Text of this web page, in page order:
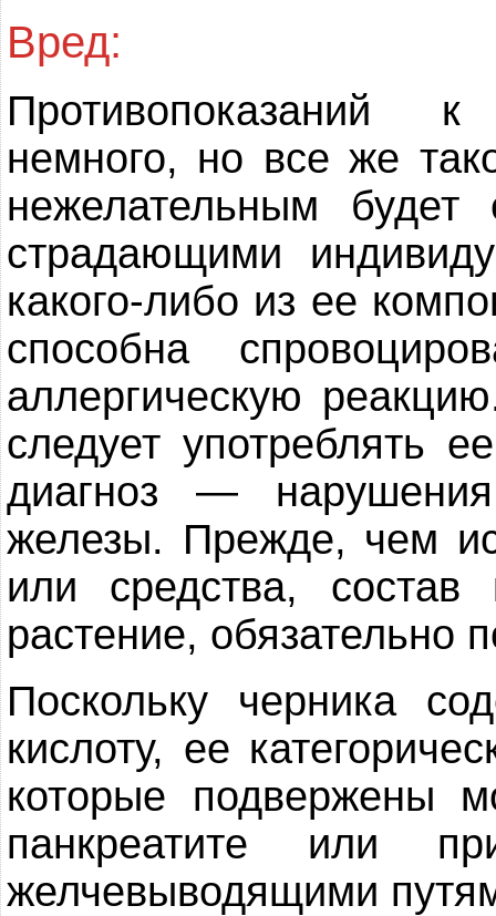
Вред:
Противопоказаний
немного, но все же
нежелательным
страдающими
какого-либо из ее
способна
аллергическую
следует употреблять
диагноз —
железы. Прежде, чем
или средства, состав
растение, обязательно
Поскольку черника
кислоту, ее
которые подвержены
панкреатите или
желчевыводящими